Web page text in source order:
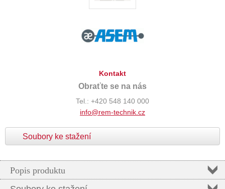
Kontakt
Obraťte se na nás
Tel.: +420 548 140 000
info@rem-technik.cz
Soubory ke stažení
Popis produktu